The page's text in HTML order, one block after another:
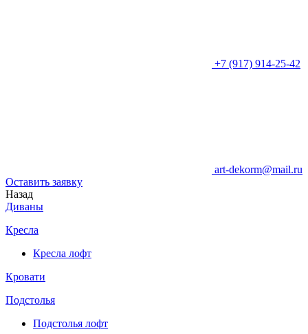
+7 (917) 914-25-42
art-dekorm@mail.ru
Оставить заявку
Назад
Диваны
Кресла
Кресла лофт
Кровати
Подстолья
Подстолья лофт